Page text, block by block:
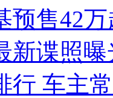
预售42
新谍照
行 车主